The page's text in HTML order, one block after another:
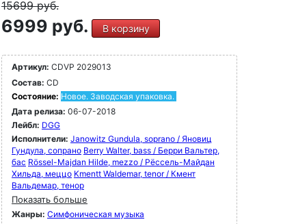
15699руб.
6999 руб. В корзину
Артикул: CDVP 2029013
Состав: CD
Состояние: Новое. Заводская упаковка.
Дата релиза: 06-07-2018
Лейбл: DGG
Исполнители: Janowitz Gundula, soprano / Яновиц
Гундула, сопрано Berry Walter, bass / Берри Вальтер,
бас Rössel-Majdan Hilde, mezzo / Рёссель-Майдан
Хильда, меццо Kmentt Waldemar, tenor / Кмент
Вальдемар, тенор
Показать больше
Жанры: Симфоническая музыка